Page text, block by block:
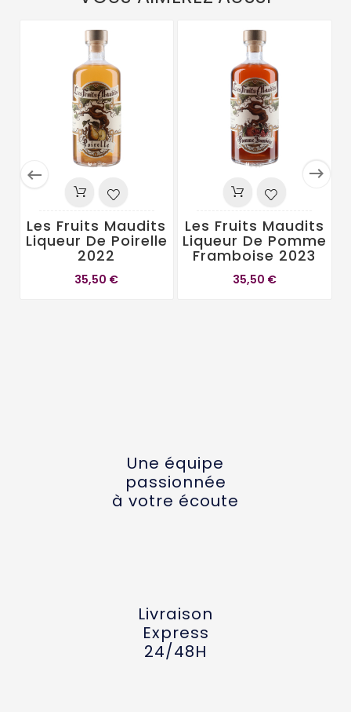
 
Les Fruits Maudits
Liqueur De Poirelle
2022
35,50 €
Les Fruits Maudits
Liqueur De Pomme
Framboise 2023
35,50 €
Une équipe
passionnée
à votre écoute
Livraison
Express
24/48H